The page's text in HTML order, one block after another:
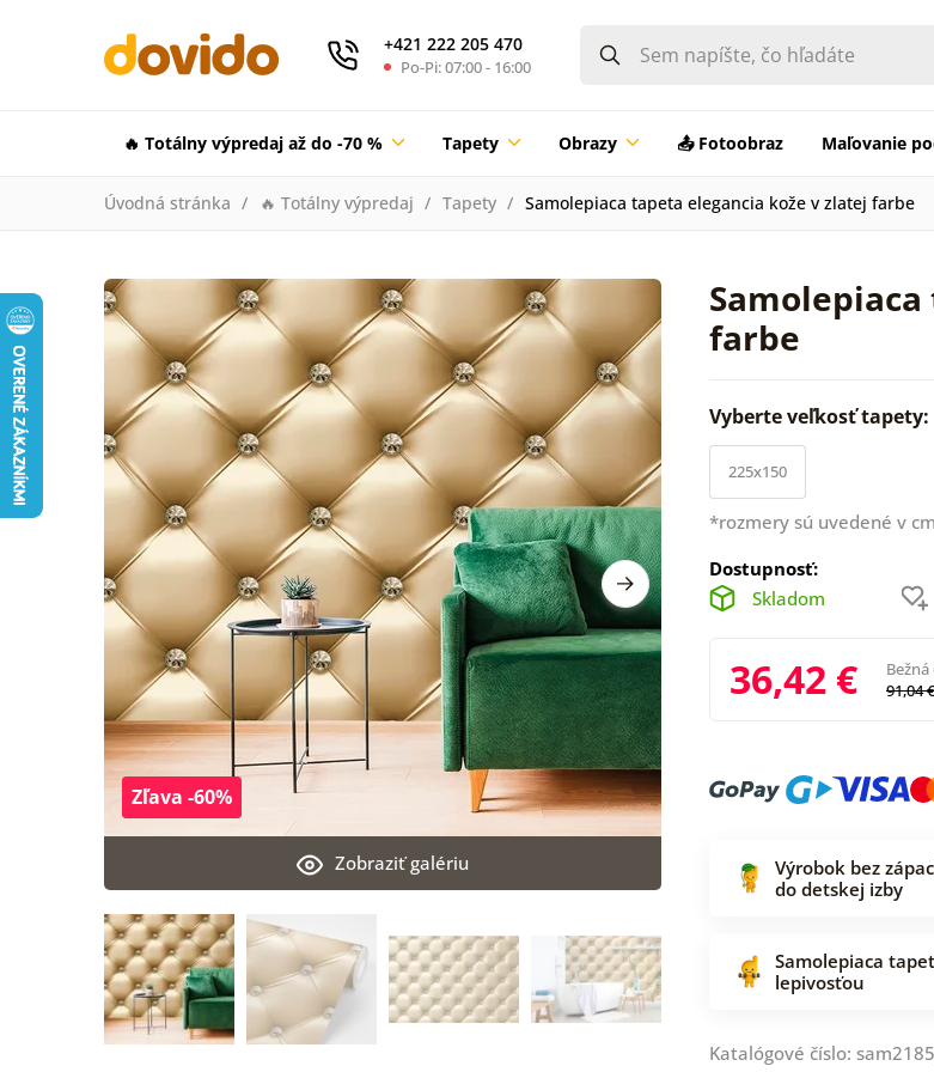
+421 222 205 470
Po-Pi: 07:00 - 16:00
🔥 Totálny výpredaj až do -70 % Tapety Obrazy 📤 Fotoobraz Maľovanie
Úvodná stránka 🔥 Totálny výpredaj Tapety Samolepiaca tapeta elegancia kože v zlatej farbe
farbe
Zobraziť galériu
Zľava -60%
Vyberte veľkosť tapety:
225x150
*rozmery sú uvedené v
Dostupnosť:
Skladom
36,42 €
Bežná
91,04 €
Výrobok bez
do detskej izby
Samolepiaca
lepivosťou
Katalógové číslo: